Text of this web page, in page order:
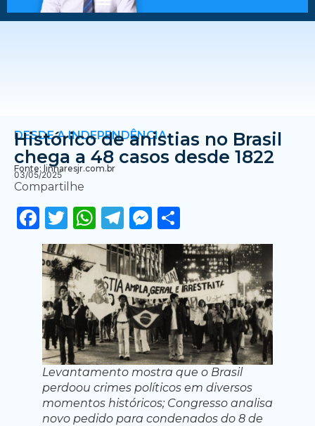
DESDE A INDEPENDÊNCIA
Histórico de anistias no Brasil
chega a 48 casos desde 1822
Fonte: linharesjr.com.br
03/05/2025
Compartilhe
Facebook
Twitter
WhatsApp
Telegram
Messenger
Levantamento mostra que o Brasil
perdoou crimes políticos em diversos
momentos históricos; Congresso analisa
novo pedido para condenados do 8 de